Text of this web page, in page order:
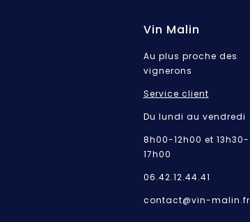
Vin Malin
Au plus proche des
vignerons
Service client
Du lundi au vendredi
8h00-12h00 et 13h30-
17h00
06.42.12.44.41
contact@vin-malin.fr